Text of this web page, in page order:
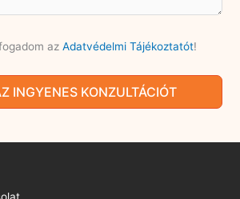
az Adatvédelmi Tájékoztatót!
INGYENES KONZULTÁCIÓT